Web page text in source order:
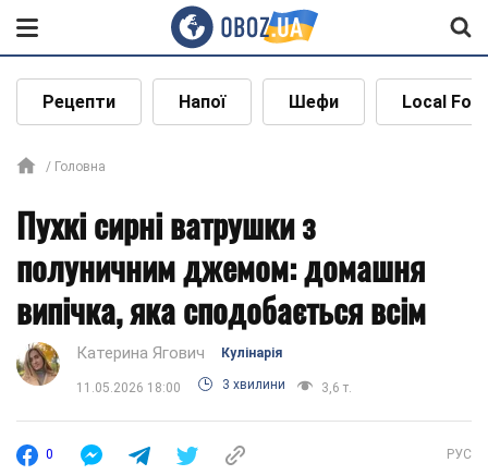
Рецепти Напої Шефи Local
Головна
Пухкі сирні ватрушки з
полуничним джемом: домашня
випічка, яка сподобається всім
Катерина Ягович Кулінарія
11.05.2026 18:00 3 хвилини 3,6 т.
0 РУС